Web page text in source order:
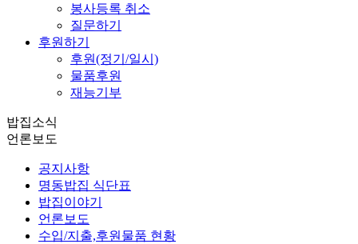
봉사등록 취소
질문하기
후원하기
후원(정기/일시)
물품후원
재능기부
밥집소식
언론보도
공지사항
명동밥집 식단표
밥집이야기
언론보도
수입/지출,후원물품 현황